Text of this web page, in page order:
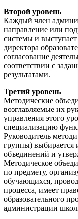
Второй уровень
Каждый член
направление или
системы и выступает
директора
согласование
соответствии с
результатами.
Третий уровень
Методические
возглавляемые их
управления этого
специализацию
Руководитель
группы) выбирается
объединений и
Методическое
по предмету,
обучающихся,
процесса, имеет
образовательного
администрации